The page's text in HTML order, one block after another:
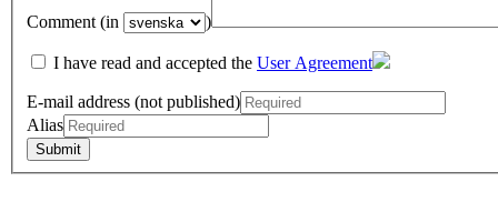
Comment (in )
I have read and accepted the User Agreement
E-mail address (not published)
Alias